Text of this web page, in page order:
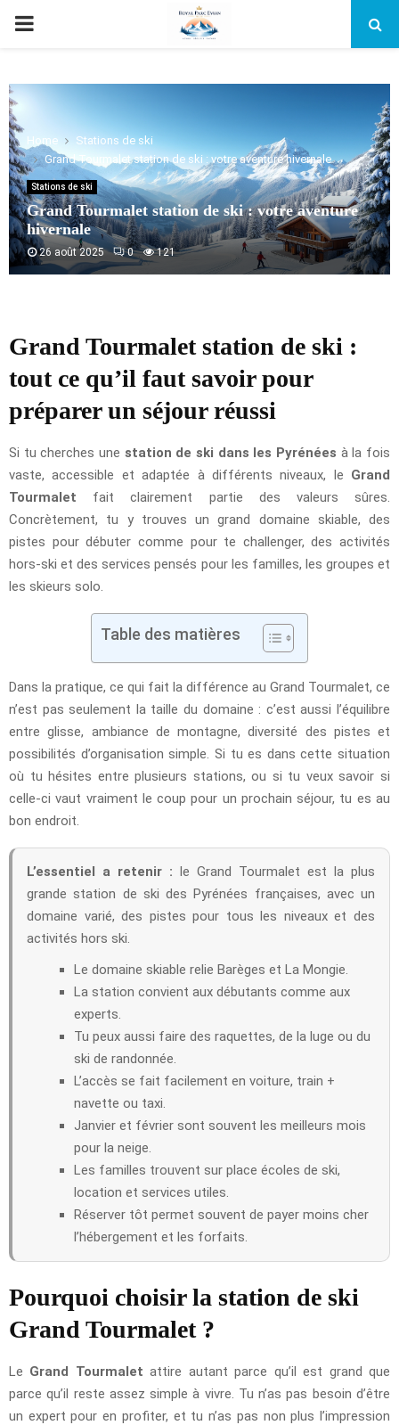
PRIMARY
Home
Stations de ski
Grand Tourmalet station de ski : votre aventure hivernale
Stations de ski
Grand Tourmalet station de ski : votre aventure
hivernale
26 août 2025 0 121
Grand Tourmalet station de ski :
tout ce qu’il faut savoir pour
préparer un séjour réussi
Si tu cherches une station de ski dans les Pyrénées à la fois
vaste, accessible et adaptée à différents niveaux, le Grand
Tourmalet fait clairement partie des valeurs sûres.
Concrètement, tu y trouves un grand domaine skiable, des
pistes pour débuter comme pour te challenger, des activités
hors-ski et des services pensés pour les familles, les groupes et
les skieurs solo.
Table des matières
Dans la pratique, ce qui fait la différence au Grand Tourmalet, ce
n’est pas seulement la taille du domaine : c’est aussi l’équilibre
entre glisse, ambiance de montagne, diversité des pistes et
possibilités d’organisation simple. Si tu es dans cette situation
où tu hésites entre plusieurs stations, ou si tu veux savoir si
celle-ci vaut vraiment le coup pour un prochain séjour, tu es au
bon endroit.
L’essentiel a retenir : le Grand Tourmalet est la plus
grande station de ski des Pyrénées françaises, avec un
domaine varié, des pistes pour tous les niveaux et des
activités hors ski.
Le domaine skiable relie Barèges et La Mongie.
La station convient aux débutants comme aux
experts.
Tu peux aussi faire des raquettes, de la luge ou du
ski de randonnée.
L’accès se fait facilement en voiture, train +
navette ou taxi.
Janvier et février sont souvent les meilleurs mois
pour la neige.
Les familles trouvent sur place écoles de ski,
location et services utiles.
Réserver tôt permet souvent de payer moins cher
l’hébergement et les forfaits.
Pourquoi choisir la station de ski
Grand Tourmalet ?
Le Grand Tourmalet attire autant parce qu’il est grand que
parce qu’il reste assez simple à vivre. Tu n’as pas besoin d’être
un expert pour en profiter, et tu n’as pas non plus l’impression